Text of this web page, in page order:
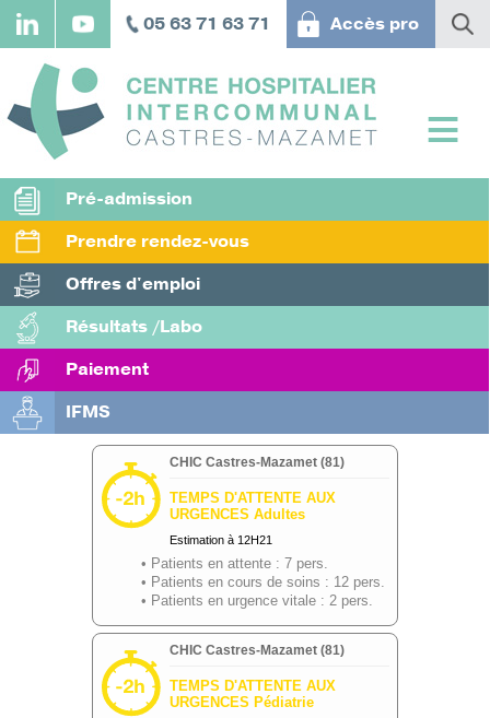
Aller
principal
05 63 71 63 71 Accès pro
Pré-admission
Prendre rendez-vous
Offres d'emploi
Résultats /Labo
Paiement
IFMS